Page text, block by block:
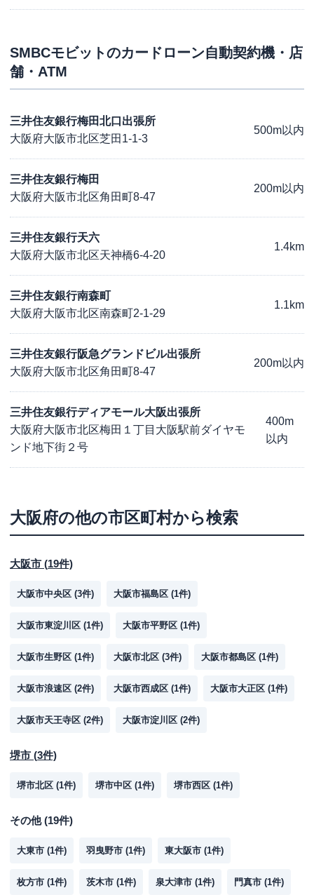
SMBCモビットのカードローン自動契約機・店
舗・ATM
三井住友銀行梅田北口出張所
大阪府大阪市北区芝田1-1-3
500m以内
三井住友銀行梅田
大阪府大阪市北区角田町8-47
200m以内
三井住友銀行天六
大阪府大阪市北区天神橋6-4-20
1.4km
三井住友銀行南森町
大阪府大阪市北区南森町2-1-29
1.1km
三井住友銀行阪急グランドビル出張所
大阪府大阪市北区角田町8-47
200m以内
三井住友銀行ディアモール大阪出張所
大阪府大阪市北区梅田１丁目大阪駅前ダイヤモ
ンド地下街２号
400m
以内
大阪府の他の市区町村から検索
大阪市 (19件)
大阪市中央区 (3件) 大阪市福島区 (1件)
大阪市東淀川区 (1件) 大阪市平野区 (1件)
大阪市生野区 (1件) 大阪市北区 (3件) 大阪市都島区 (1件)
大阪市浪速区 (2件) 大阪市西成区 (1件) 大阪市大正区 (1件)
大阪市天王寺区 (2件) 大阪市淀川区 (2件)
堺市 (3件)
堺市北区 (1件) 堺市中区 (1件) 堺市西区 (1件)
その他(19件)
大東市 (1件) 羽曳野市 (1件) 東大阪市 (1件)
枚方市 (1件) 茨木市 (1件) 泉大津市 (1件) 門真市 (1件)